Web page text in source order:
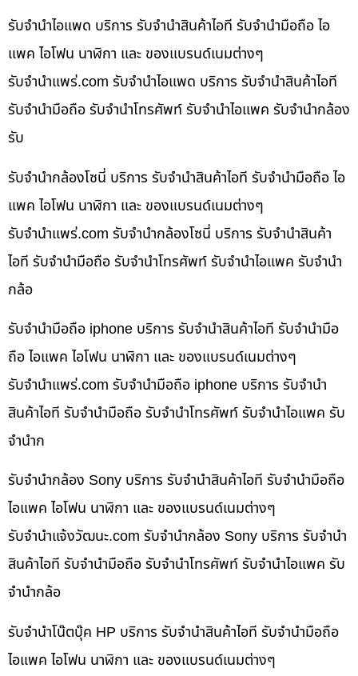
รับจำนำไอแพด บริการ รับจำนำสินค้าไอที รับจำนำมือถือ ไอ
แพค ไอโฟน นาฬิกา และ ของแบรนด์เนมต่างๆ
รับจํานําแพร่.com รับจำนำไอแพด บริการ รับจำนำสินค้าไอที
รับจำนำมือถือ รับจำนำโทรศัพท์ รับจำนำไอแพค รับจำนำกล้อง
รับ
รับจำนำกล้องโซนี่ บริการ รับจำนำสินค้าไอที รับจำนำมือถือ ไอ
แพค ไอโฟน นาฬิกา และ ของแบรนด์เนมต่างๆ
รับจํานําแพร่.com รับจำนำกล้องโซนี่ บริการ รับจำนำสินค้า
ไอที รับจำนำมือถือ รับจำนำโทรศัพท์ รับจำนำไอแพค รับจำนำ
กล้อ
รับจำนำมือถือ iphone บริการ รับจำนำสินค้าไอที รับจำนำมือ
ถือ ไอแพค ไอโฟน นาฬิกา และ ของแบรนด์เนมต่างๆ
รับจํานําแพร่.com รับจำนำมือถือ iphone บริการ รับจำนำ
สินค้าไอที รับจำนำมือถือ รับจำนำโทรศัพท์ รับจำนำไอแพค รับ
จำนำก
รับจำนำกล้อง Sony บริการ รับจำนำสินค้าไอที รับจำนำมือถือ
ไอแพค ไอโฟน นาฬิกา และ ของแบรนด์เนมต่างๆ
รับจํานําแจ้งวัฒนะ.com รับจำนำกล้อง Sony บริการ รับจำนำ
สินค้าไอที รับจำนำมือถือ รับจำนำโทรศัพท์ รับจำนำไอแพค รับ
จำนำกล้อ
รับจำนำโน๊ตบุ๊ค HP บริการ รับจำนำสินค้าไอที รับจำนำมือถือ
ไอแพค ไอโฟน นาฬิกา และ ของแบรนด์เนมต่างๆ